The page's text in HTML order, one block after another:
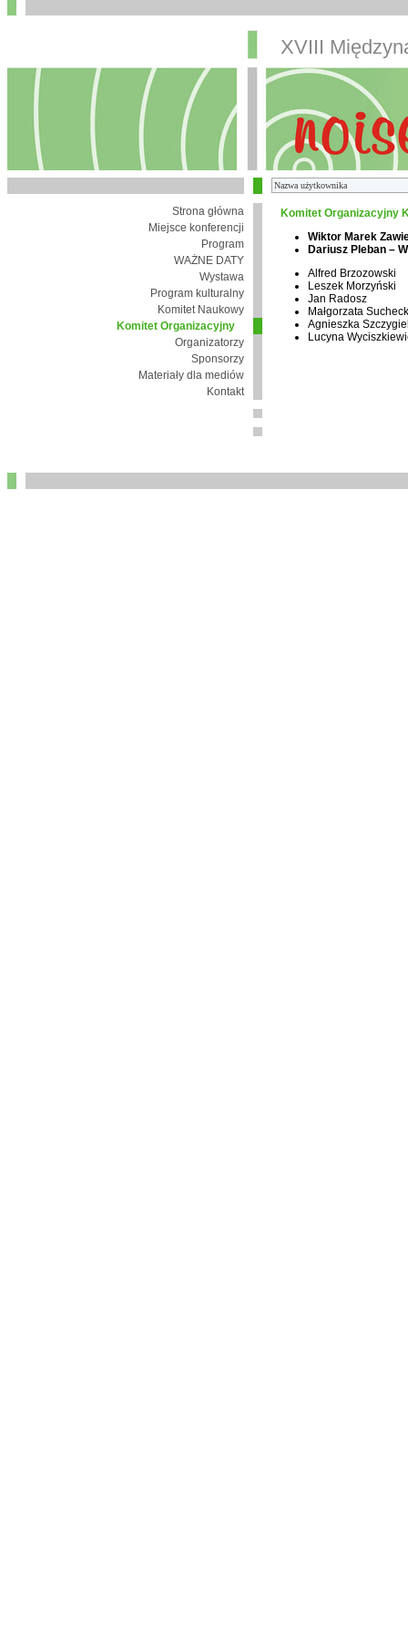
XVIII
Strona główna
Miejsce konferencji
Program
WAŻNE DATY
Wystawa
Program kulturalny
Komitet Naukowy
Komitet Organizacyjny
Organizatorzy
Sponsorzy
Materiały dla mediów
Kontakt
Komitet Organizacyjny
Wiktor Marek
Dariusz Pleban –
Alfred Brzozowski
Leszek Morzyński
Jan Radosz
Małgorzata
Agnieszka
Lucyna